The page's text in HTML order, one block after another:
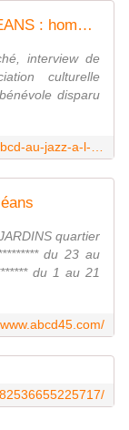
ABCD au JAZZ A L'EVÊCHE D'ORLEANS : hommage à ROLAND, secrets de cuisine, projets et renoncements - VIVRE AUTREMENT VOS LOISIRS avec Clodelle
interview de
culturelle
disparu
quartier
du 23 au
du 1 au 21